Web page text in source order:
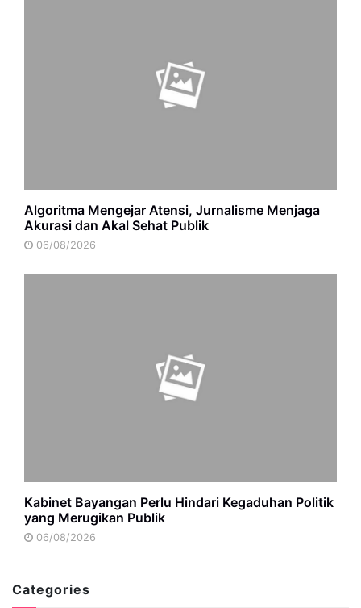
Algoritma Mengejar Atensi, Jurnalisme Menjaga
Akurasi dan Akal Sehat Publik
06/08/2026
Kabinet Bayangan Perlu Hindari Kegaduhan Politik
yang Merugikan Publik
06/08/2026
Categories